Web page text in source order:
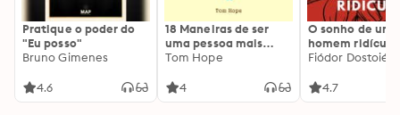
Pratique o poder do
"Eu posso"
Bruno Gimenes
4.6
18 Maneiras de ser
uma pessoa mais
interessante
Tom Hope
4
O sonho de um
homem ridículo
Fiódor
4.7